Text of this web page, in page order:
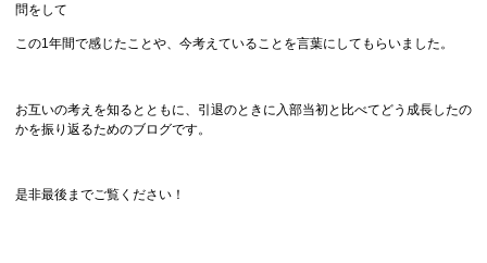
問をして
この1年間で感じたことや、今考えていることを言葉にしてもらいました。
お互いの考えを知るとともに、引退のときに入部当初と比べてどう成長したの
かを振り返るためのブログです。
是非最後までご覧ください！